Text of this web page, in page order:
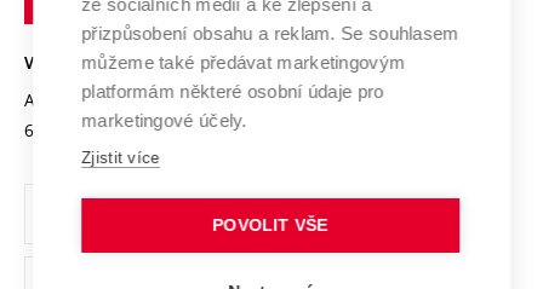
Open Science
Projekty
Projekty ze strukturálních fondů
Specifický výzkum
Univerzitní sítě
Bezpečná univerzita
Vyznamenání
Organizační struktura
Ochrana osobních údajů
Brně
VYSOKÉ UČENÍ TECHNICKÉ V BRNĚ
Antonínská 548/1
602 00 Brno
www.vut.cz
vut@vutbr.cz
ze sociálních médií a ke zlepšení a
přizpůsobení obsahu a reklam. Se souhlasem
můžeme také předávat marketingovým
platformám některé osobní údaje pro
marketingové účely.
Zjistit více
POVOLIT VŠE